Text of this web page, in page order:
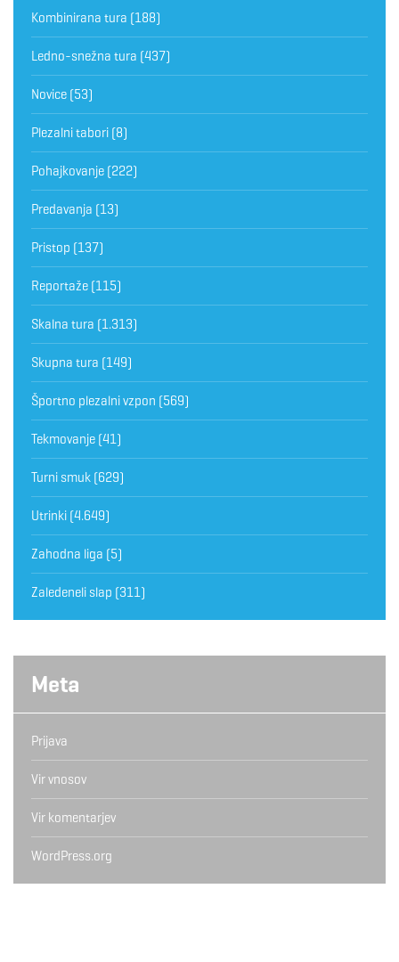
Kombinirana tura (188)
Ledno-snežna tura (437)
Novice (53)
Plezalni tabori (8)
Pohajkovanje (222)
Predavanja (13)
Pristop (137)
Reportaže (115)
Skalna tura (1.313)
Skupna tura (149)
Športno plezalni vzpon (569)
Tekmovanje (41)
Turni smuk (629)
Utrinki (4.649)
Zahodna liga (5)
Zaledeneli slap (311)
Meta
Prijava
Vir vnosov
Vir komentarjev
WordPress.org